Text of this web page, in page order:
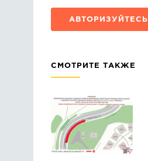
АВТОРИЗУЙТЕСЬ
СМОТРИТЕ ТАКЖЕ